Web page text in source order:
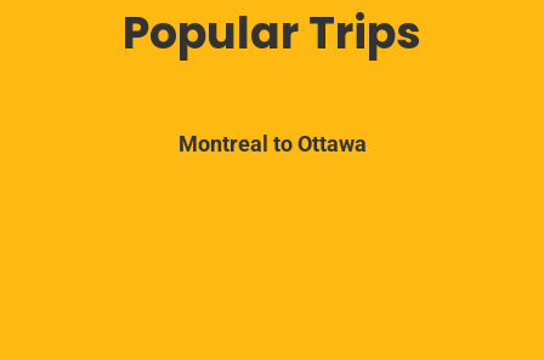
Popular Trips
Montreal to Ottawa